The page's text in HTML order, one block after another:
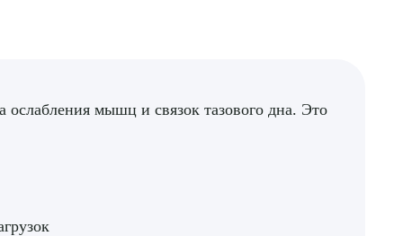
ослабления мышц и связок тазового дна. Это